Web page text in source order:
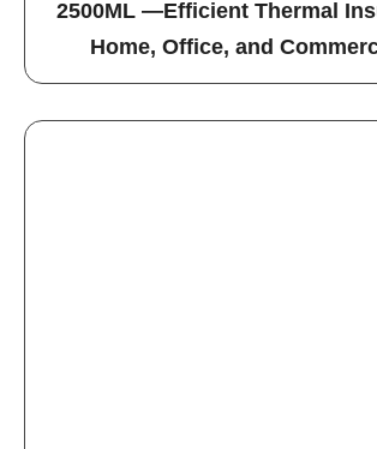
2500ML —Efficient Thermal
Home, Office, and